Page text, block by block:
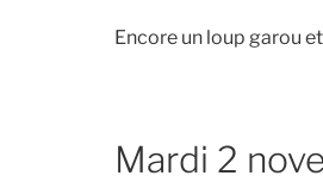
Encore un loup garou
Mardi 2